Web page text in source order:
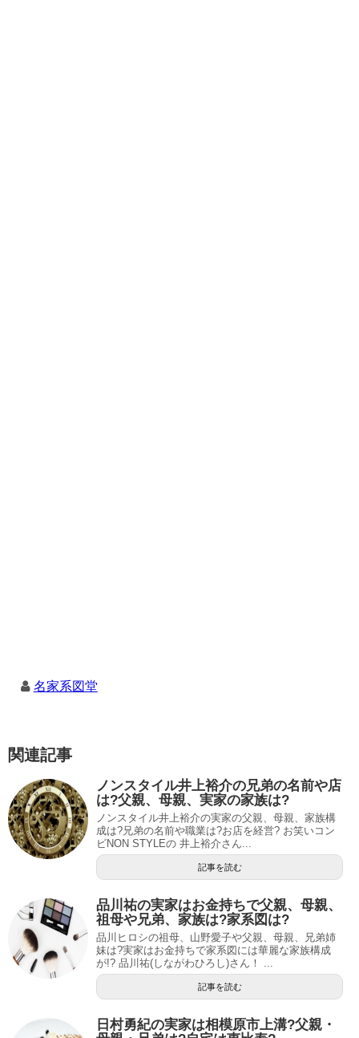
名家系図堂
関連記事
ノンスタイル井上裕介の兄弟の名前や店
は?父親、母親、実家の家族は?
ノンスタイル井上裕介の実家の父親、母親、家族構
成は?兄弟の名前や職業は?お店を経営? お笑いコン
ビNON STYLEの 井上裕介さん...
記事を読む
品川祐の実家はお金持ちで父親、母親、
祖母や兄弟、家族は?家系図は?
品川ヒロシの祖母、山野愛子や父親、母親、兄弟姉
妹は?実家はお金持ちで家系図には華麗な家族構成
が!? 品川祐(しながわひろし)さん！ ...
記事を読む
日村勇紀の実家は相模原市上溝?父親・